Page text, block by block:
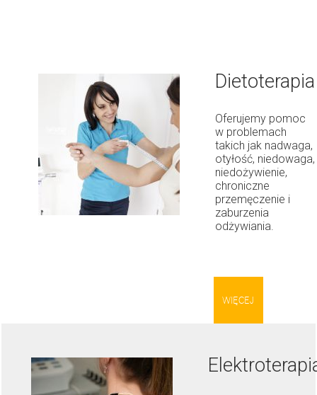
Dietoterapia
Oferujemy pomoc
w problemach
takich jak nadwaga,
otyłość, niedowaga,
niedożywienie,
chroniczne
przemęczenie i
zaburzenia
odżywiania.
WIĘCEJ